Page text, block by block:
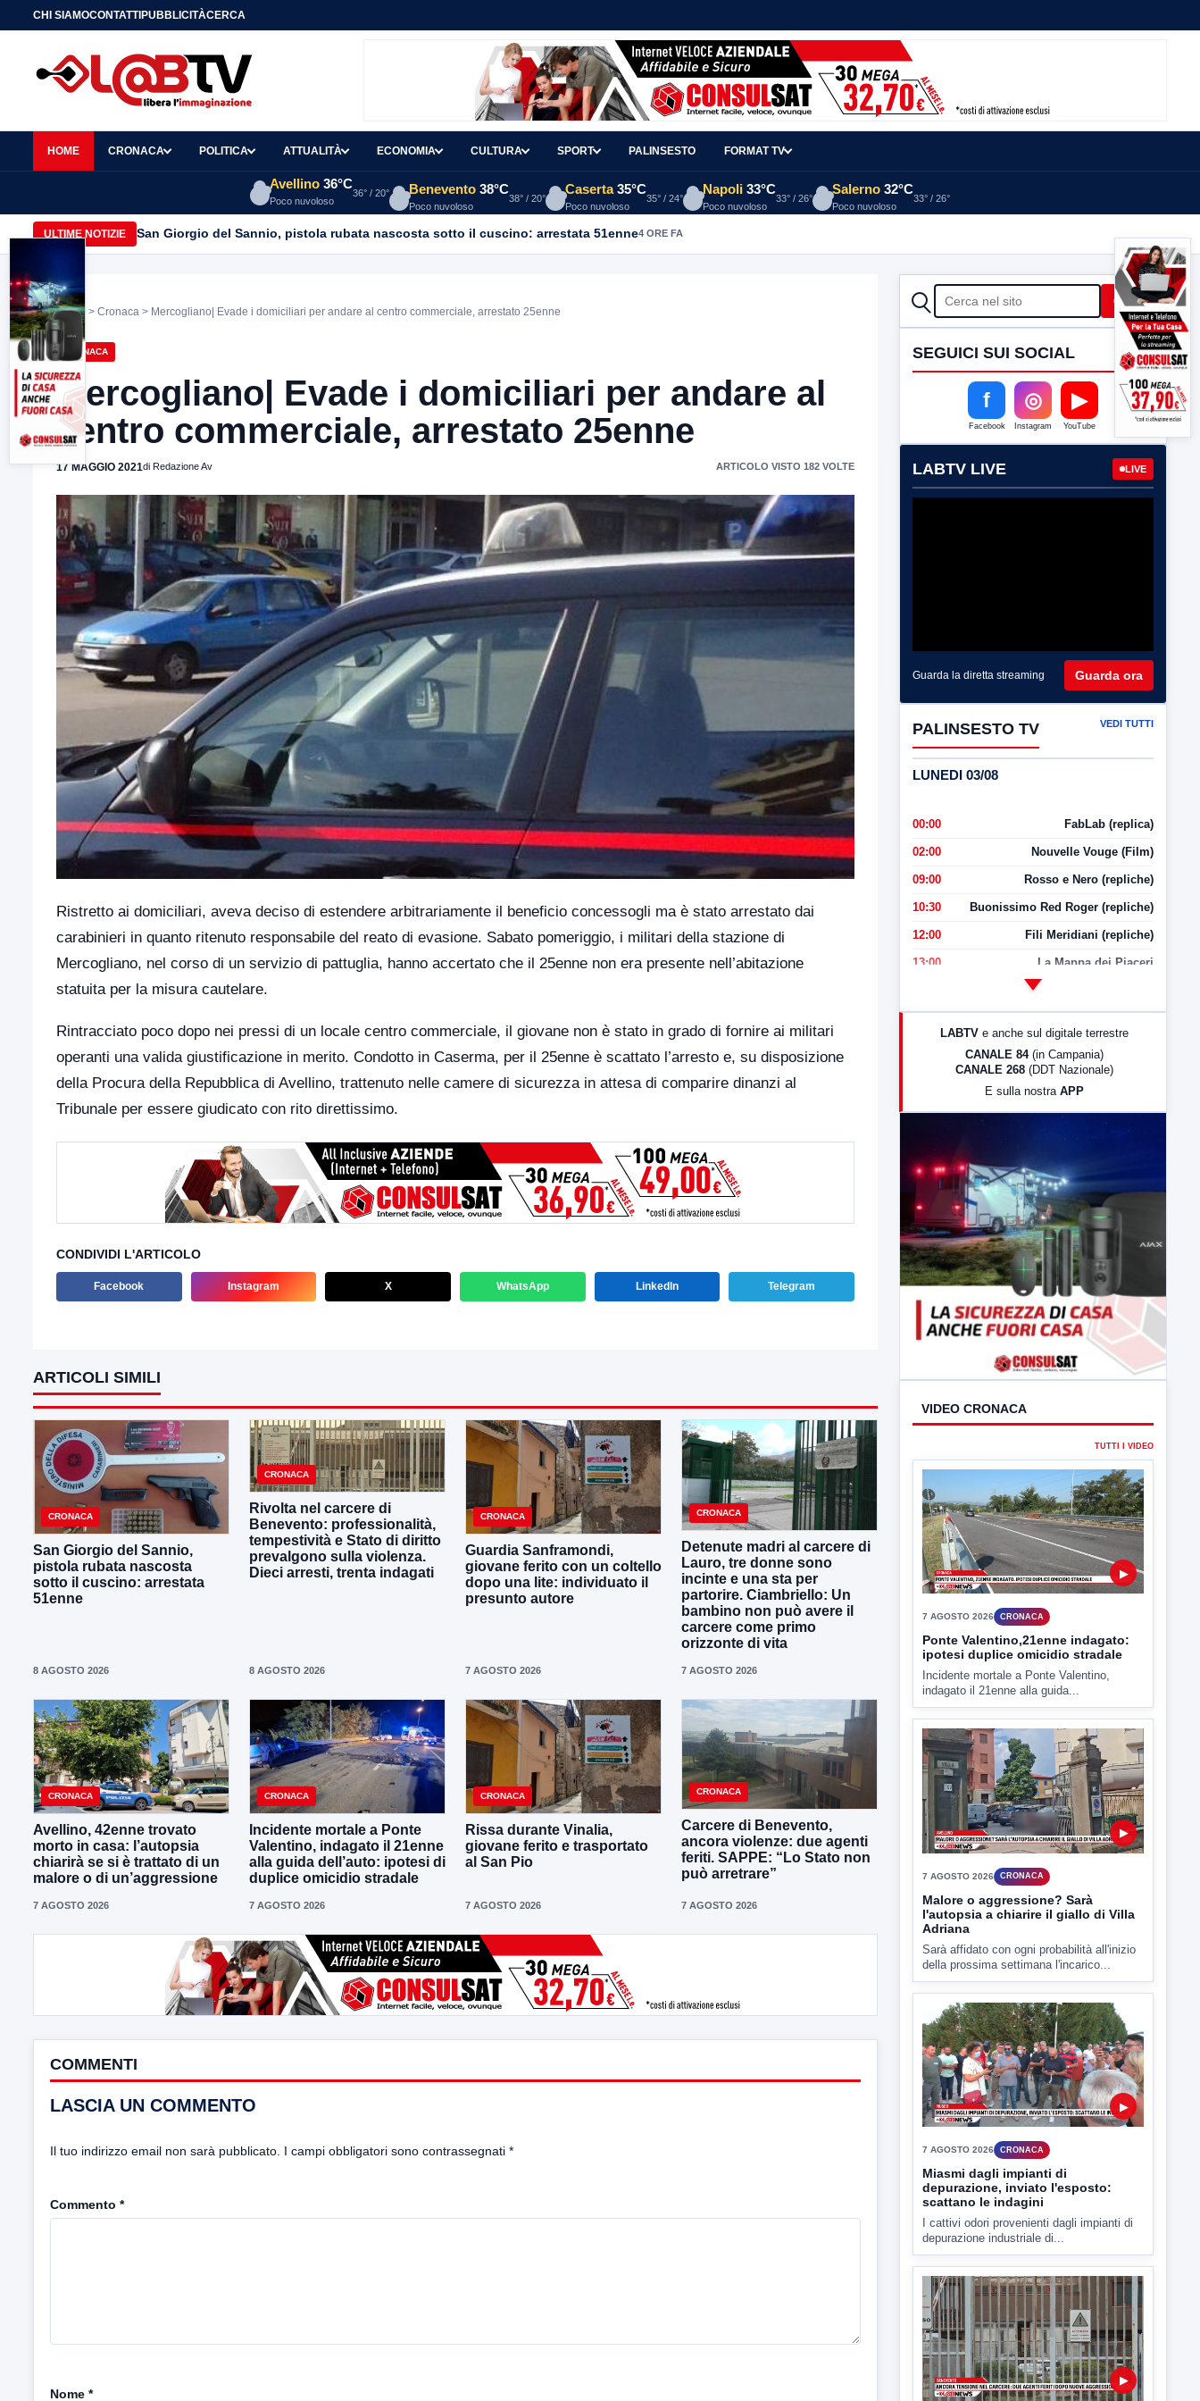
CHI SIAMOCONTATTIPUBBLICITÀCERCA
HOME CRONACA POLITICA ATTUALITÀ ECONOMIA CULTURA SPORT PALINSESTO FORMAT TV
Avellino 36°C
Poco nuvoloso
36° / 20° Benevento 38°C
Poco nuvoloso
38° / 20°
Caserta 35°C
Poco nuvoloso
35° / 24°
Napoli 33°C
Poco nuvoloso
33° / 26°
Salerno 32°C
Poco nuvoloso
33° / 26°
ULTIME NOTIZIE San Giorgio del Sannio, pistola rubata nascosta sotto il cuscino: arrestata 51enne4 ORE FA
Home > Cronaca > Mercogliano| Evade i domiciliari per andare al centro commerciale, arrestato 25enne
CRONACA
Mercogliano| Evade i domiciliari per andare al
centro commerciale, arrestato 25enne
17 MAGGIO 2021di Redazione Av ARTICOLO VISTO 182 VOLTE
Ristretto ai domiciliari, aveva deciso di estendere arbitrariamente il beneficio concessogli ma è stato arrestato dai
carabinieri in quanto ritenuto responsabile del reato di evasione. Sabato pomeriggio, i militari della stazione di
Mercogliano, nel corso di un servizio di pattuglia, hanno accertato che il 25enne non era presente nell’abitazione
statuita per la misura cautelare.
Rintracciato poco dopo nei pressi di un locale centro commerciale, il giovane non è stato in grado di fornire ai militari
operanti una valida giustificazione in merito. Condotto in Caserma, per il 25enne è scattato l’arresto e, su disposizione
della Procura della Repubblica di Avellino, trattenuto nelle camere di sicurezza in attesa di comparire dinanzi al
Tribunale per essere giudicato con rito direttissimo.
CONDIVIDI L'ARTICOLO
Facebook Instagram X WhatsApp LinkedIn Telegram
ARTICOLI SIMILI
CRONACA
San Giorgio del Sannio,
pistola rubata nascosta
sotto il cuscino: arrestata
51enne
8 AGOSTO 2026
CRONACA
Rivolta nel carcere di
Benevento: professionalità,
tempestività e Stato di diritto
prevalgono sulla violenza.
Dieci arresti, trenta indagati
8 AGOSTO 2026
CRONACA
Guardia Sanframondi,
giovane ferito con un coltello
dopo una lite: individuato il
presunto autore
7 AGOSTO 2026
CRONACA
Detenute madri al carcere di
Lauro, tre donne sono
incinte e una sta per
partorire. Ciambriello: Un
bambino non può avere il
carcere come primo
orizzonte di vita
7 AGOSTO 2026
CRONACA
Avellino, 42enne trovato
morto in casa: l’autopsia
chiarirà se si è trattato di un
malore o di un’aggressione
7 AGOSTO 2026
CRONACA
Incidente mortale a Ponte
Valentino, indagato il 21enne
alla guida dell’auto: ipotesi di
duplice omicidio stradale
7 AGOSTO 2026
CRONACA
Rissa durante Vinalia,
giovane ferito e trasportato
al San Pio
7 AGOSTO 2026
CRONACA
Carcere di Benevento,
ancora violenze: due agenti
feriti. SAPPE: “Lo Stato non
può arretrare”
7 AGOSTO 2026
COMMENTI
LASCIA UN COMMENTO
Il tuo indirizzo email non sarà pubblicato. I campi obbligatori sono contrassegnati *
Commento *
Nome *
CERCA Cerca
SEGUICI SUI SOCIAL
f
Facebook
◎
Instagram
▶
YouTube
LABTV LIVE LIVE
Guarda la diretta streaming Guarda ora
PALINSESTO TV VEDI TUTTI
LUNEDI 03/08
00:00 FabLab (replica)
02:00 Nouvelle Vouge (Film)
09:00 Rosso e Nero (repliche)
10:30 Buonissimo Red Roger (repliche)
12:00 Fili Meridiani (repliche)
13:00 La Mappa dei Piaceri
LabNews (Diretta)
LABTV e anche sul digitale terrestre
CANALE 84 (in Campania)
CANALE 268 (DDT Nazionale)
E sulla nostra APP
VIDEO CRONACA
7 AGOSTO 2026 CRONACA
Ponte Valentino,21enne indagato:
ipotesi duplice omicidio stradale
Incidente mortale a Ponte Valentino,
indagato il 21enne alla guida...
▶
7 AGOSTO 2026 CRONACA
Malore o aggressione? Sarà
l'autopsia a chiarire il giallo di Villa
Adriana
Sarà affidato con ogni probabilità all'inizio
della prossima settimana l'incarico...
▶
7 AGOSTO 2026 CRONACA
Miasmi dagli impianti di
depurazione, inviato l'esposto:
scattano le indagini